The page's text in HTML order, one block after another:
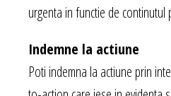
urgenta in functie de continutul
Indemne la actiune
Poti indemna la actiune prin